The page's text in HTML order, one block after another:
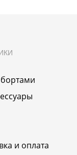
и оплата